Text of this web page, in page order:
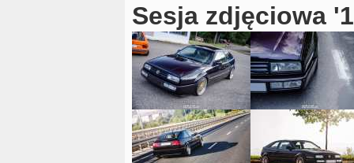
Sesja zdjęciowa